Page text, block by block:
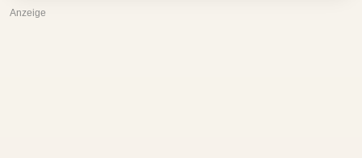
Anzeige